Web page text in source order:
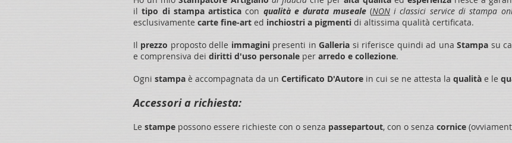
iltipo di stampa artisticacon qualità e durata museale(NONi classici service di stampa
esclusivamente carte fine-art ed inchiostri a pigmenti di altissima qualità certificata.
Il prezzo proposto delle immagini presenti inGalleria si riferisce quindi ad unaStampa su
e comprensiva dei diritti d'uso personale per arredo e collezione.​
Ogni stampa è accompagnata da un Certificato D'Autore in cui se ne attesta la qualità e le
Accessori a richiesta:
Le stampe possono essere richieste con o senza passepartout, con o senza cornice (